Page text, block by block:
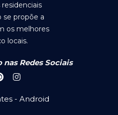
se propõe a
os melhores
locais.
Redes Sociais
- Android